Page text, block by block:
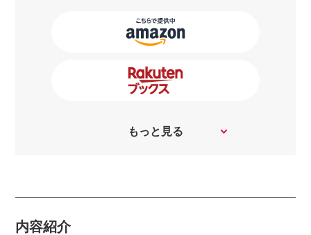
もっと見る
内容紹介